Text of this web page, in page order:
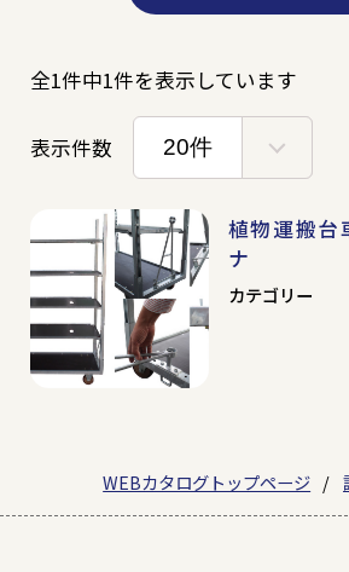
リーフレット・
商品一覧
全1件中1件を表示しています
植物運搬
ナ
カテゴリー
WEBカタログトップページ